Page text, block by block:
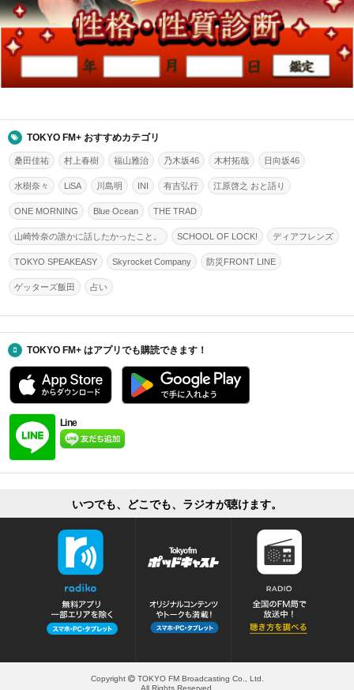
TOKYO FM+ おすすめカテゴリ
桑田佳祐 村上春樹 福山雅治 乃木坂46 木村拓哉 日向坂46
水樹奈々 LiSA 川島明 INI 有吉弘行 江原啓之 おと語り
ONE MORNING Blue Ocean THE TRAD
山崎怜奈の誰かに話したかったこと。 SCHOOL OF LOCK! ディアフレンズ
TOKYO SPEAKEASY Skyrocket Company 防災FRONT LINE
ゲッターズ飯田 占い
TOKYO FM+ はアプリでも購読できます！
Line
いつでも、どこでも、ラジオが聴けます。
Copyright
TOKYO FM Broadcasting Co., Ltd.
All Rights Reserved.